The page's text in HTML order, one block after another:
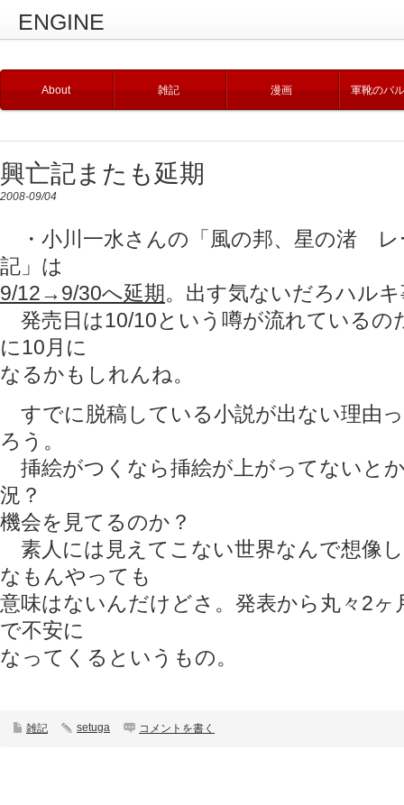
ENGINE
About 雑記 漫画 軍靴のバ
興亡記またも延期
2008-09/04
・小川一水さんの「風の邦、星の渚 レ
記」は
9/12→9/30へ延期。出す気ないだろハル
発売日は10/10という噂が流れているの
に10月に
なるかもしれんね。
すでに脱稿している小説が出ない理由
ろう。
挿絵がつくなら挿絵が上がってないと
況？
機会を見てるのか？
素人には見えてこない世界なんで想像
なもんやっても
意味はないんだけどさ。発表から丸々2
で不安に
なってくるというもの。
雑記 setuga コメントを書く